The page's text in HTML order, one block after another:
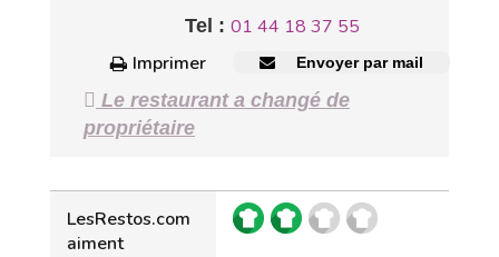
Tel : 01 44 18 37 55
Imprimer
Envoyer par mail
Le restaurant a changé de
propriétaire
LesRestos.com
aiment